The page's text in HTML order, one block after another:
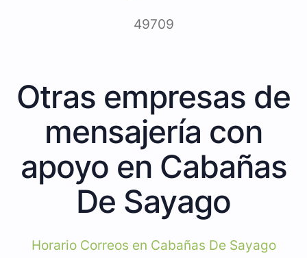
49709
Otras empresas de
mensajería con
apoyo en Cabañas
De Sayago
Horario Correos en Cabañas De Sayago